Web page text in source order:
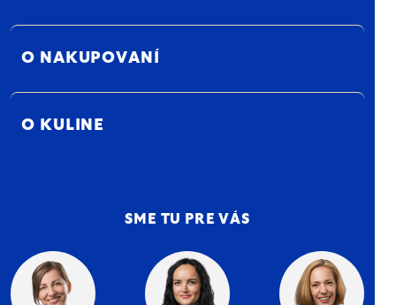
O NAKUPOVANÍ
O KULINE
SME TU PRE VÁS